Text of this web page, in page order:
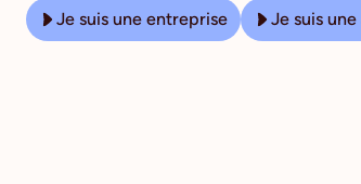
Je suis une entreprise Je suis